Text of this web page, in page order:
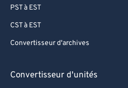
PST à EST
CST à EST
Convertisseur d'archives
Convertisseur d'unités